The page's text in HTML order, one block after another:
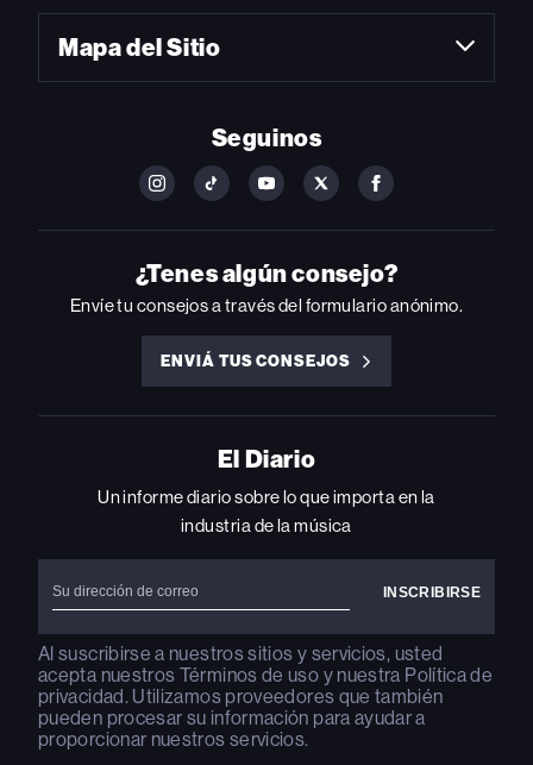
Mapa del Sitio
Seguinos
FOLLOW
ON
INSTAGRAM
FOLLOW
ON
YOUTUBE
FOLLOW
ON
YOUTUBE
FOLLOW
ON
FOLLOW
ON
FACEBOOK
¿Tenes algún consejo?
Envíe tu consejos a través del formulario anónimo.
ENVIÁ TUS CONSEJOS
ENVIÁ
CONSEJOS
El Diario
Un informe diario sobre lo que importa en la
industria de la música
Al suscribirse a nuestros sitios y servicios, usted
acepta nuestros Términos de uso y nuestra Política de
privacidad. Utilizamos proveedores que también
pueden procesar su información para ayudar a
proporcionar nuestros servicios.